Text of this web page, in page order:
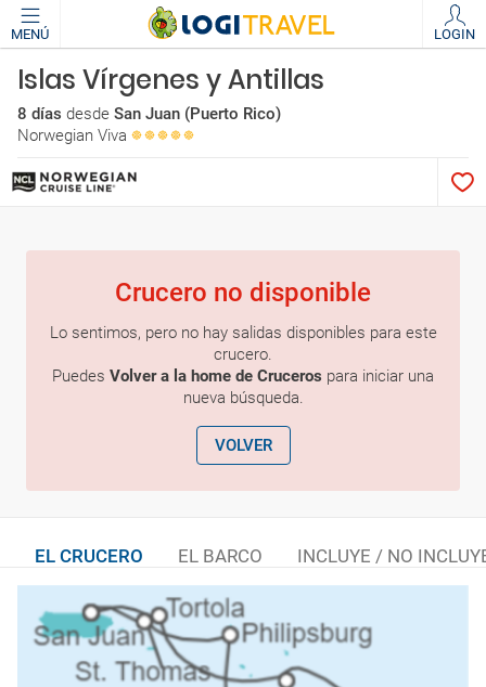
MENÚ LOGIN
Islas Vírgenes y Antillas
8 días desde San Juan (Puerto Rico)
Norwegian Viva
Crucero no disponible
Lo sentimos, pero no hay salidas disponibles para este
crucero.
Puedes Volver a la home de Cruceros para iniciar una
nueva búsqueda.
VOLVER
EL CRUCERO EL BARCO INCLUYE / NO